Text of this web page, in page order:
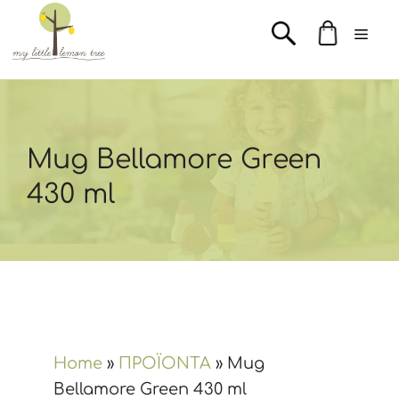
Μετάβαση
περιεχόμενο
Mug Bellamore Green
430 ml
Home » ΠΡΟΪΟΝΤΑ » Mug
Bellamore Green 430 ml